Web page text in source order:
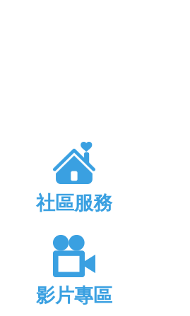
社區服務
影片專區